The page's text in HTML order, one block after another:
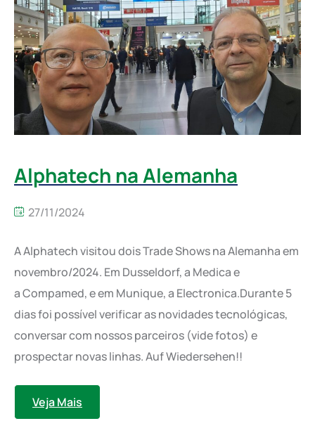
Alphatech na Alemanha
27/11/2024
A Alphatech visitou dois Trade Shows na Alemanha em
novembro/2024. Em Dusseldorf, a Medica e
a Compamed, e em Munique, a Electronica.Durante 5
dias foi possível verificar as novidades tecnológicas,
conversar com nossos parceiros (vide fotos) e
prospectar novas linhas. Auf Wiedersehen!!
Veja Mais